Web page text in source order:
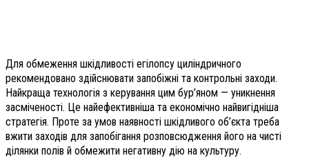
Для обмеження шкідливості егілопсу циліндричного
рекомендовано здійснювати запобіжні та контрольні заходи.
Найкраща технологія з керування цим бур’яном — уникнення
засміченості. Це найефективніша та економічно найвигідніша
стратегія. Проте за умов наявності шкідливого об’єкта треба
вжити заходів для запобігання розповсюдження його на чисті
ділянки полів й обмежити негативну дію на культуру.